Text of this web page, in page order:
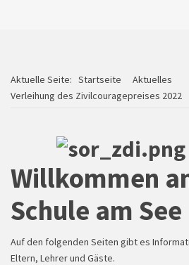
Aktuelle Seite: Startseite
Aktuelles
Verleihung des Zivilcouragepreises 2022
Willkommen
Schule am See
Auf den folgenden Seiten gibt es
Eltern, Lehrer und Gäste.